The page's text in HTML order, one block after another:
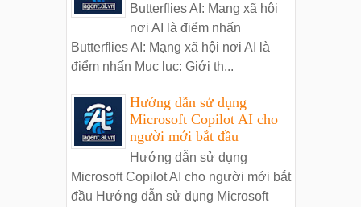
Butterflies AI: Mạng xã hội
nơi AI là điểm nhấn
Butterflies AI: Mạng xã hội nơi AI là
điểm nhấn Mục lục: Giới th...
Hướng dẫn sử dụng
Microsoft Copilot AI cho
người mới bắt đầu
Hướng dẫn sử dụng
Microsoft Copilot AI cho người mới bắt
đầu Hướng dẫn sử dụng Microsoft